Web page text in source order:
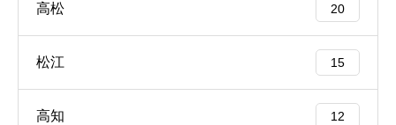
高松 20
松江 15
高知 12